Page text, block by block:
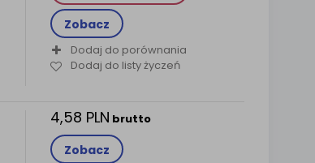
Zobacz
Dodaj do porównania
Dodaj do listy życzeń
4,58 PLN brutto
Zobacz